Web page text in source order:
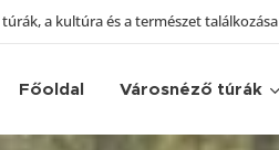
túrák, a kultúra és a természet találkozása
Főoldal Városnéző túrák